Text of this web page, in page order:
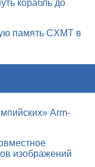
корабль до
память CXMT в
Arm-
изображений